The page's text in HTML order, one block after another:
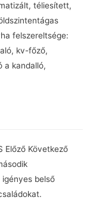
téliesített,
felszereltsége:
kv-főző,
a kandalló,
Előző Következő
belső